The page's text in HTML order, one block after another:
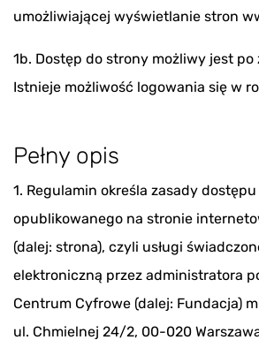
umożliwiającej wyświetlanie stron
1b. Dostęp do strony możliwy jest po
Istnieje możliwość logowania się w
Pełny opis
1. Regulamin określa zasady
opublikowanego na stronie
(dalej: strona), czyli usługi
elektroniczną przez administratora
Centrum Cyfrowe (dalej: Fundacja)
ul. Chmielnej 24/2, 00-020